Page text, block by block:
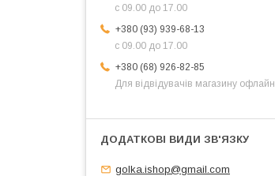
с 09.00 до 17.00
+380 (93) 939-68-13
с 09.00 до 17.00
+380 (68) 926-82-85
Для відвідувачів магазину офлайн
golka.ishop@gmail.com